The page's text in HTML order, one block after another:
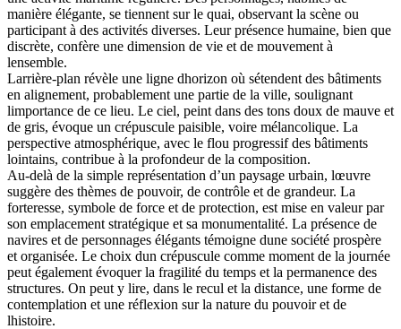
manière élégante, se tiennent sur le quai, observant la scène ou
participant à des activités diverses. Leur présence humaine, bien que
discrète, confère une dimension de vie et de mouvement à
lensemble.
Larrière-plan révèle une ligne dhorizon où sétendent des bâtiments
en alignement, probablement une partie de la ville, soulignant
limportance de ce lieu. Le ciel, peint dans des tons doux de mauve et
de gris, évoque un crépuscule paisible, voire mélancolique. La
perspective atmosphérique, avec le flou progressif des bâtiments
lointains, contribue à la profondeur de la composition.
Au-delà de la simple représentation d’un paysage urbain, lœuvre
suggère des thèmes de pouvoir, de contrôle et de grandeur. La
forteresse, symbole de force et de protection, est mise en valeur par
son emplacement stratégique et sa monumentalité. La présence de
navires et de personnages élégants témoigne dune société prospère
et organisée. Le choix dun crépuscule comme moment de la journée
peut également évoquer la fragilité du temps et la permanence des
structures. On peut y lire, dans le recul et la distance, une forme de
contemplation et une réflexion sur la nature du pouvoir et de
lhistoire.